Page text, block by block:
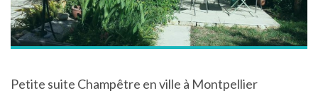
Petite suite Champêtre en ville à Montpellier